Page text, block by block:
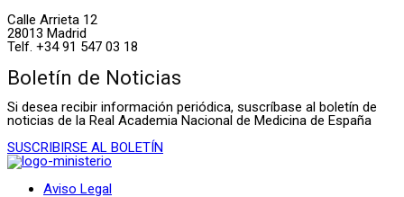
Calle Arrieta 12
28013 Madrid
Telf. +34 91 547 03 18
Boletín de Noticias
Si desea recibir información periódica, suscríbase al boletín de
noticias de la Real Academia Nacional de Medicina de España
SUSCRIBIRSE AL BOLETÍN
Aviso Legal